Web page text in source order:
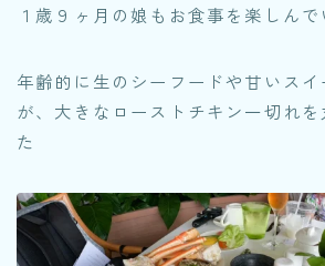
１歳９ヶ月の娘もお食事を楽しんで
年齢的に生のシーフードや甘いス
が、大きなローストチキン一切れ
た